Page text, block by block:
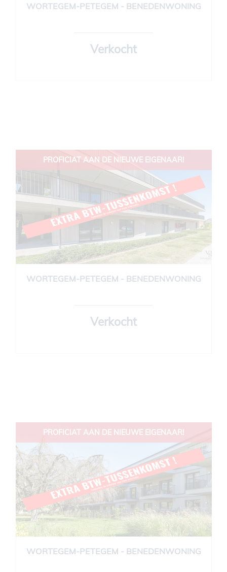
94 m² 2 1
WORTEGEM-PETEGEM - BENEDENWONING
Verkocht
PROFICIAT AAN DE NIEUWE EIGENAAR!
89 m² 2 1
WORTEGEM-PETEGEM - BENEDENWONING
Verkocht
PROFICIAT AAN DE NIEUWE EIGENAAR!
94 m² 2 1
WORTEGEM-PETEGEM - BENEDENWONING